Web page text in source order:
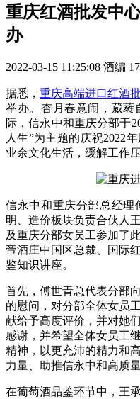
重庆红酒批发中
办
2022-03-15 11:25:08 酒编
据悉， 重庆高端进口红酒
举办。杏月春意闹，葳蕤
际，信永中和重庆分部于
人生”为主题的庆祝2022
业余文化生活，缓解工作
信永中和重庆分部总经理
明、造价板块负责合伙人
及重庆分部女员工参加了
帝酒庄中国区总裁、国际
鉴知识讲座。
首先，傅世青总代表分部
的慰问，对分部全体女员
献给予高度评价，并对她
感谢，并希望全体女员工
精神，以更充沛的精力和
力量、助推信永中和高质量
在葡萄酒品鉴环节中，王